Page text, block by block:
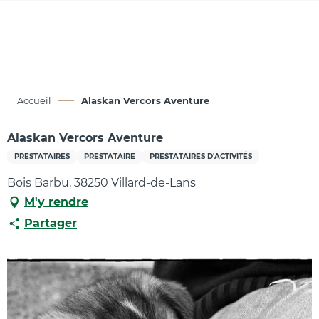
Accueil Alaskan Vercors Aventure
Alaskan Vercors Aventure
PRESTATAIRES PRESTATAIRE PRESTATAIRES D'ACTIVITÉS
Bois Barbu, 38250 Villard-de-Lans
M'y rendre
Partager